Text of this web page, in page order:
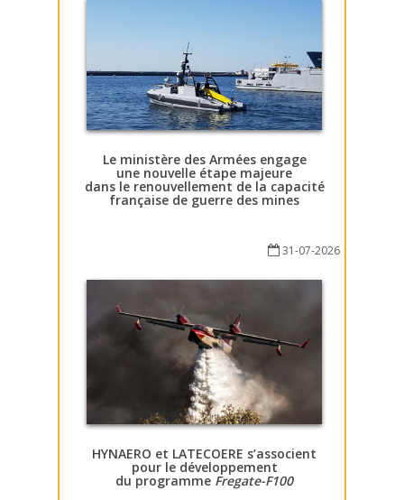
Le ministère des Armées engage
une nouvelle étape majeure
dans le renouvellement de la capacité
française de guerre des mines
31-07-2026
HYNAERO et LATECOERE s’associent
pour le développement
du programme Fregate-F100